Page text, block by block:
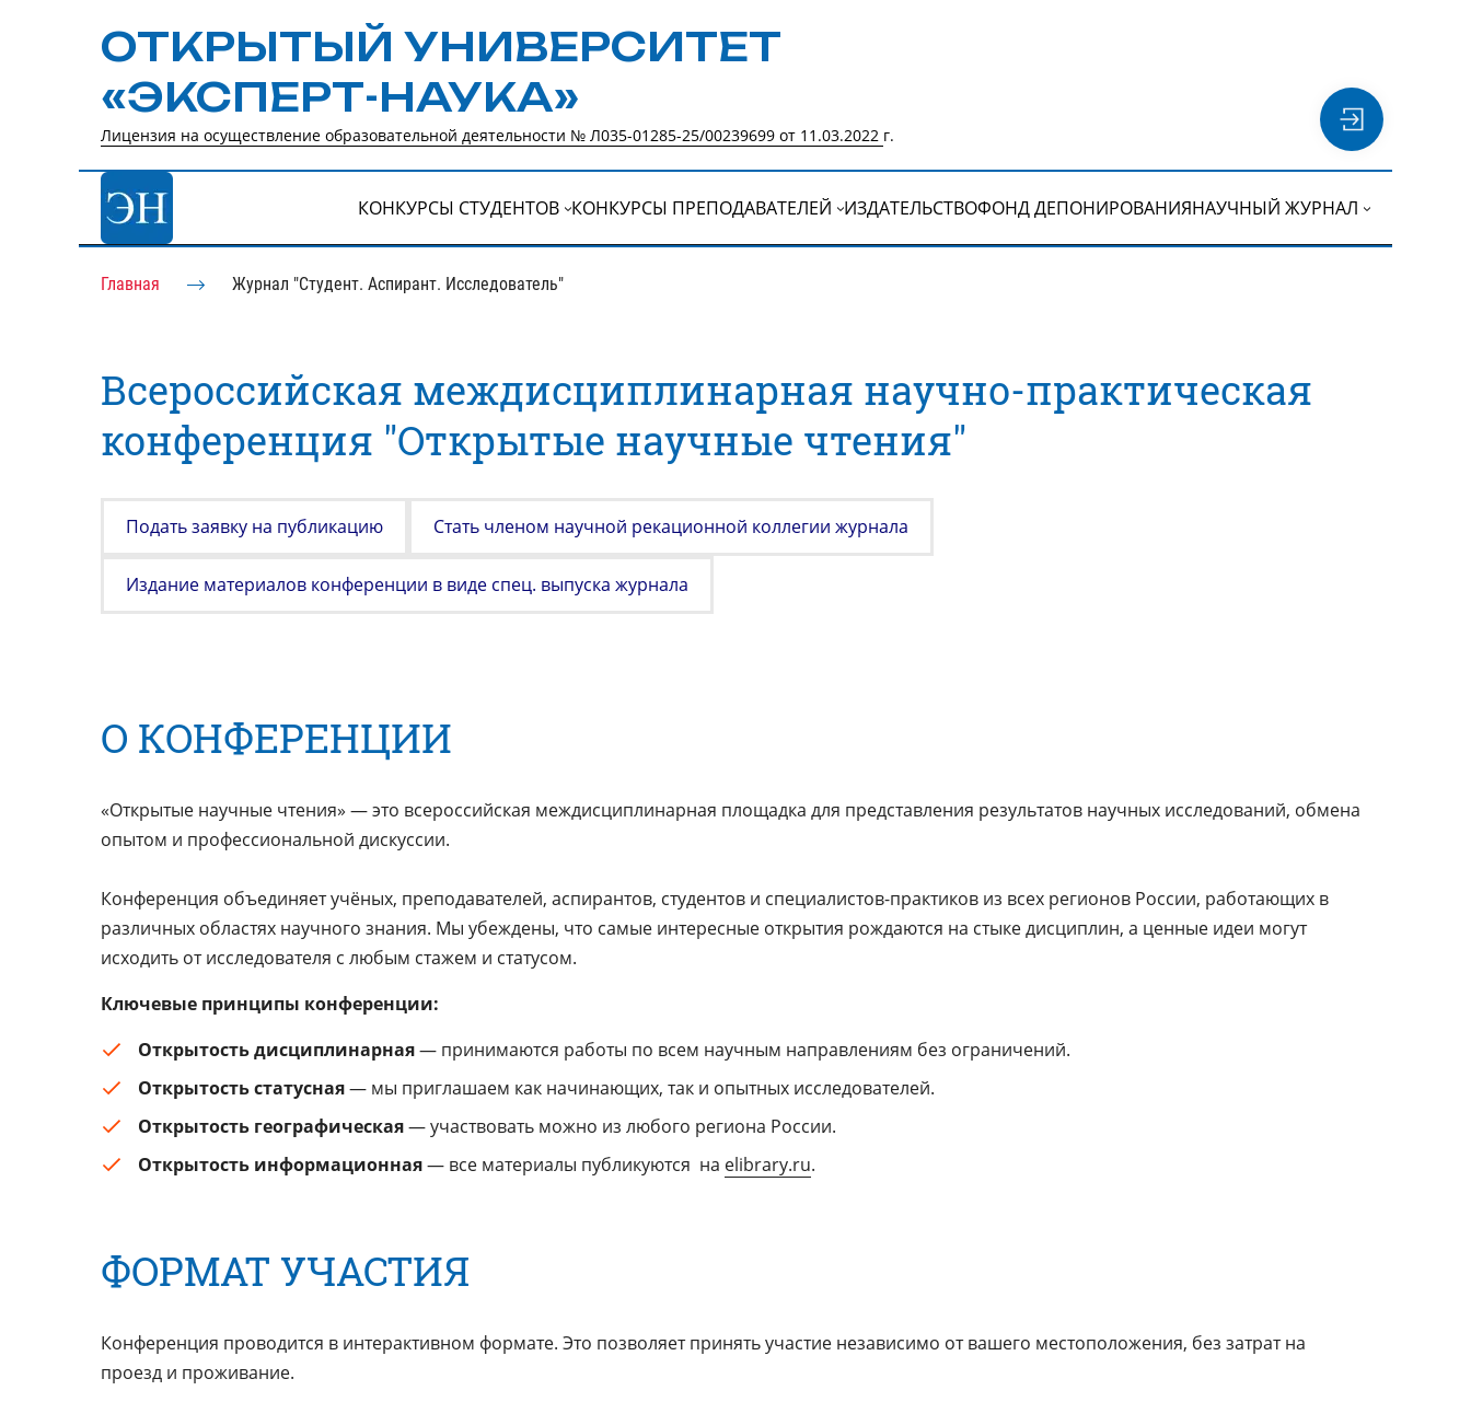
ОТКРЫТЫЙ УНИВЕРСИТЕТ
«ЭКСПЕРТ-НАУКА»
Лицензия на осуществление образовательной деятельности № Л035-01285-25/00239699 от 11.03.2022 г.
КОНКУРСЫ СТУДЕНТОВ КОНКУРСЫ ПРЕПОДАВАТЕЛЕЙ ИЗДАТЕЛЬСТВОФОНД ДЕПОНИРОВАНИЯНАУЧНЫЙ ЖУРНАЛ
Главная Журнал "Студент. Аспирант. Исследователь"
Всероссийская междисциплинарная научно-практическая
конференция "Открытые научные чтения"
Подать заявку на публикацию Стать членом научной рекационной коллегии журнала
Издание материалов конференции в виде спец. выпуска журнала
О КОНФЕРЕНЦИИ
«Открытые научные чтения» — это всероссийская междисциплинарная площадка для представления результатов научных исследований, обмена
опытом и профессиональной дискуссии.
Конференция объединяет учёных, преподавателей, аспирантов, студентов и специалистов-практиков из всех регионов России, работающих в
различных областях научного знания. Мы убеждены, что самые интересные открытия рождаются на стыке дисциплин, а ценные идеи могут
исходить от исследователя с любым стажем и статусом.
Ключевые принципы конференции:
Открытость дисциплинарная— принимаются работы по всем научным направлениям без ограничений.
Открытость статусная— мы приглашаем как начинающих, так и опытных исследователей.
Открытость географическая— участвовать можно из любого региона России.
Открытость информационная— все материалы публикуются на elibrary.ru.
ФОРМАТ УЧАСТИЯ
Конференция проводится в интерактивном формате. Это позволяет принять участие независимо от вашего местоположения, без затрат на
проезд и проживание.